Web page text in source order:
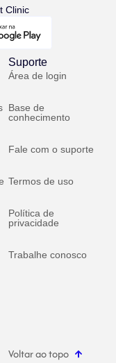
Clinic
Suporte
Área de login
Base de
conhecimento
Fale com o suporte
Termos de uso
Política de
privacidade
Trabalhe conosco
Voltar ao topo